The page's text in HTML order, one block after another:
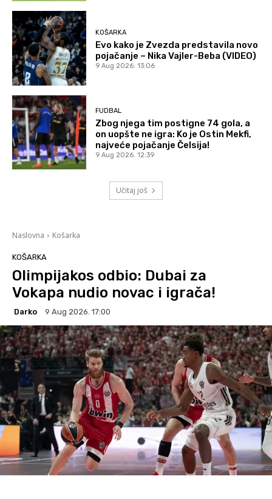
KOŠARKA
Evo kako je Zvezda predstavila novo
pojačanje – Nika Vajler-Beba (VIDEO)
9 Aug 2026. 13:06
FUDBAL
Zbog njega tim postigne 74 gola, a
on uopšte ne igra: Ko je Ostin Mekfi,
najveće pojačanje Čelsija!
9 Aug 2026. 12:39
Učitaj još